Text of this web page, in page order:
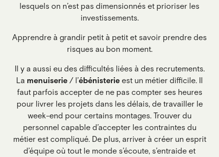
lesquels on n’est pas dimensionnés et prioriser les
investissements.
Apprendre à grandir petit à petit et savoir prendre des
risques au bon moment.
Il y a aussi eu des difficultés liées à des recrutements.
La menuiserie/ l’ébénisterieest un métier difficile. Il
faut parfois accepter de ne pas compter ses heures
pour livrer les projets dans les délais, de travailler le
week-end pour certains montages. Trouver du
personnel capable d’accepter les contraintes du
métier est compliqué. De plus, arriver à créer un esprit
d’équipe où tout le monde s’écoute, s’entraide et